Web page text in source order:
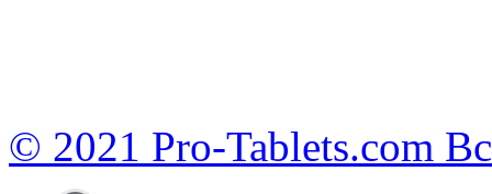
© 2021 Pro-Tablets.com